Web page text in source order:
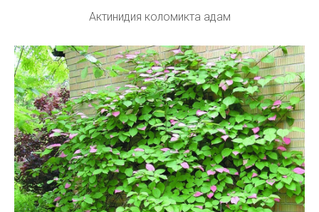
Актинидия коломикта адам